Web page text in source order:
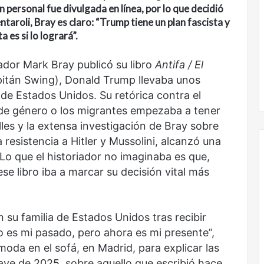
fue divulgada en línea, por lo que decidió
Bray es claro: “Trump tiene un plan fascista y
es si lo logrará”.
Mark Bray publicó su libroAntifa / El
Swing), Donald Trump llevaba unos
Estados Unidos. Su retórica contra el
género o los migrantes empezaba a tener
y la extensa investigación de Bray sobre
a Hitler y Mussolini, alcanzó una
que el historiador no imaginaba es que,
libro iba a marcar su decisión vital más
su familia de Estados Unidos tras recibir
mi pasado, pero ahora es mi presente”,
en el sofá, en Madrid, para explicar las
nuevo espacio
todas
las
voces:
de
la
letras
mexicanas
en
una
nueva
colección
digital
diversidad de la letras mexicanas en
una nueva colección digital